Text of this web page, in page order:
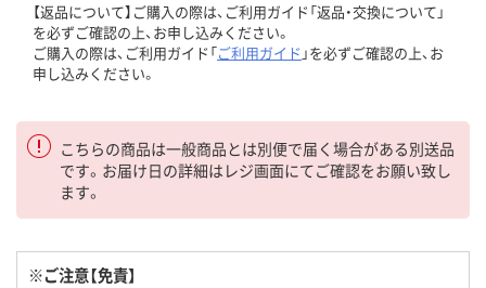
【返品について】ご購入の際は、ご利用ガイド「返品・交換について」
を必ずご確認の上、お申し込みください。
ご購入の際は、ご利用ガイド「ご利用ガイド 」を必ずご確認の上、お
申し込みください。
こちらの商品は一般商品とは別便で届く場合がある別送品
です。お届け日の詳細はレジ画面にてご確認をお願い致し
ます。
※ご注意【免責】